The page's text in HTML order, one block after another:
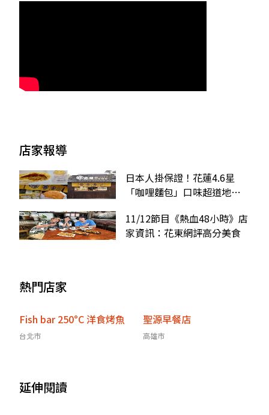
店家報導
日本人掛保證！花蓮4.6星
「咖哩麵包」口味超道地，
11/12節目《熱血48小時》店
家資訊：花東網評高分美食
熱門店家
Fish bar 250°C 洋食烤魚
台北市
聖源早餐店
高雄市
延伸閱讀